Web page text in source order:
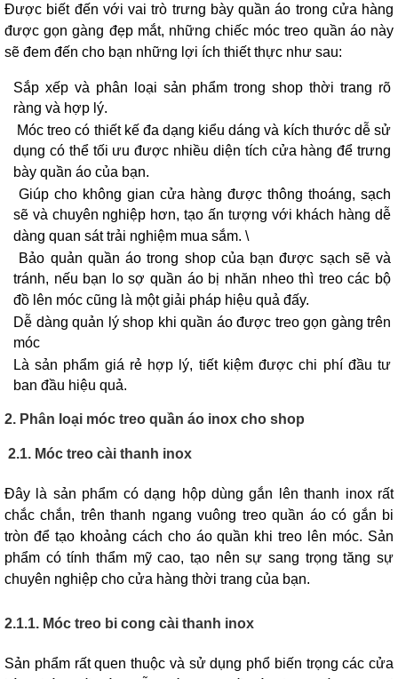
Được biết đến với vai trò trưng bày quần áo trong cửa hàng
được gọn gàng đẹp mắt, những chiếc móc treo quần áo này
sẽ đem đến cho bạn những lợi ích thiết thực như sau:
Sắp xếp và phân loại sản phẩm trong shop thời trang rõ
ràng và hợp lý.
Móc treo có thiết kế đa dạng kiểu dáng và kích thước dễ sử
dụng có thể tối ưu được nhiều diện tích cửa hàng để trưng
bày quần áo của bạn.
Giúp cho không gian cửa hàng được thông thoáng, sạch
sẽ và chuyên nghiệp hơn, tạo ấn tượng với khách hàng dễ
dàng quan sát trải nghiệm mua sắm. \
Bảo quản quần áo trong shop của bạn được sạch sẽ và
tránh, nếu bạn lo sợ quần áo bị nhăn nheo thì treo các bộ
đồ lên móc cũng là một giải pháp hiệu quả đấy.
Dễ dàng quản lý shop khi quần áo được treo gọn gàng trên
móc
Là sản phẩm giá rẻ hợp lý, tiết kiệm được chi phí đầu tư
ban đầu hiệu quả.
2. Phân loại móc treo quần áo inox cho shop
2.1. Móc treo cài thanh inox
Đây là sản phẩm có dạng hộp dùng gắn lên thanh inox rất
chắc chắn, trên thanh ngang vuông treo quần áo có gắn bi
tròn để tạo khoảng cách cho áo quần khi treo lên móc. Sản
phẩm có tính thẩm mỹ cao, tạo nên sự sang trọng tăng sự
chuyên nghiệp cho cửa hàng thời trang của bạn.
2.1.1. Móc treo bi cong cài thanh inox
Sản phẩm rất quen thuộc và sử dụng phổ biến trọng các cửa